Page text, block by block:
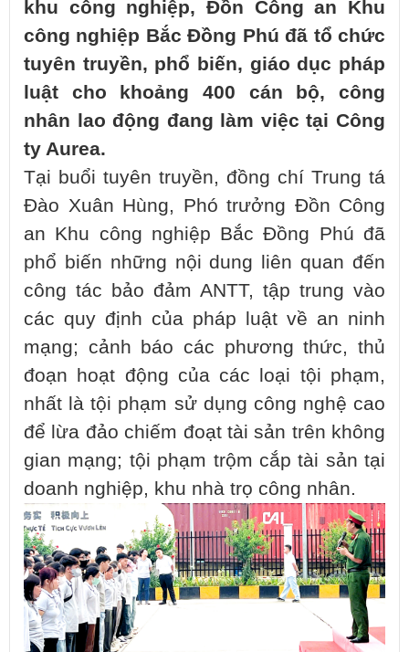
khu công nghiệp, Đồn Công an Khu
công nghiệp Bắc Đồng Phú đã tổ chức
tuyên truyền, phổ biến, giáo dục pháp
luật cho khoảng 400 cán bộ, công
nhân lao động đang làm việc tại Công
ty Aurea.
Tại buổi tuyên truyền, đồng chí Trung tá
Đào Xuân Hùng, Phó trưởng Đồn Công
an Khu công nghiệp Bắc Đồng Phú đã
phổ biến những nội dung liên quan đến
công tác bảo đảm ANTT, tập trung vào
các quy định của pháp luật về an ninh
mạng; cảnh báo các phương thức, thủ
đoạn hoạt động của các loại tội phạm,
nhất là tội phạm sử dụng công nghệ cao
để lừa đảo chiếm đoạt tài sản trên không
gian mạng; tội phạm trộm cắp tài sản tại
doanh nghiệp, khu nhà trọ công nhân.